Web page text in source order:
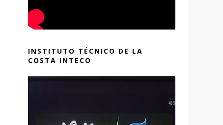
INSTITUTO TÉCNICO DE LA
COSTA INTECO